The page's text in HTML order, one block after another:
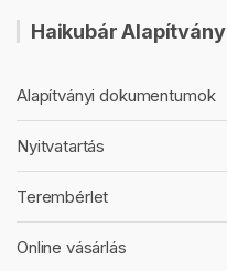
Haikubár Alapítvány
Alapítványi dokumentumok
Nyitvatartás
Terembérlet
Online vásárlás